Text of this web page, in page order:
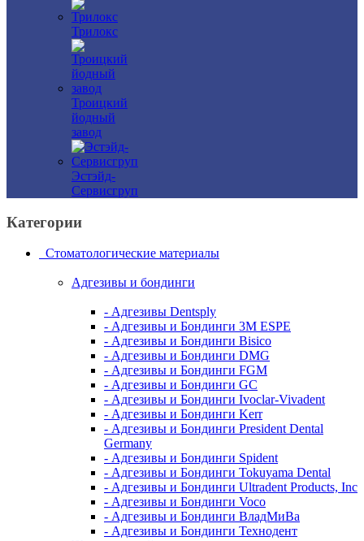
Трилокс
Троицкий
йодный
завод
Эстэйд-
Сервисгруп
Категории
Стоматологические материалы
Адгезивы и бондинги
- Адгезивы Dentsply
- Адгезивы и Бондинги 3M ESPE
- Адгезивы и Бондинги Bisico
- Адгезивы и Бондинги DMG
- Адгезивы и Бондинги FGM
- Адгезивы и Бондинги GC
- Адгезивы и Бондинги Ivoclar-Vivadent
- Адгезивы и Бондинги Kerr
- Адгезивы и Бондинги President Dental
Germany
- Адгезивы и Бондинги Spident
- Адгезивы и Бондинги Tokuyama Dental
- Адгезивы и Бондинги Ultradent Products, Inc
- Адгезивы и Бондинги Voco
- Адгезивы и Бондинги ВладМиВа
- Адгезивы и Бондинги Технодент